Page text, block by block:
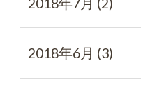
2018年6月 (3)